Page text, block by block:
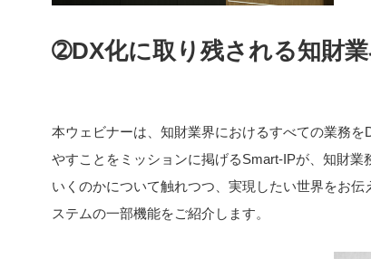
➁DX化に取り残される知財
本ウェビナーは、知財業界におけるすべての業務
やすことをミッションに掲げるSmart-IPが、知財
いくのかについて触れつつ、実現したい世界をお
ステムの一部機能をご紹介します。